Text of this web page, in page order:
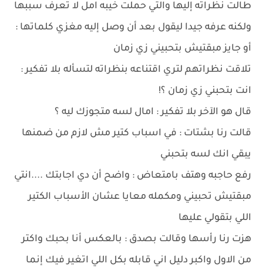
طالت نظراته إليها والتي حملت خيبه امل لا تعرف سببها
ولكنه عرفه جيدا ليقول بعد أن وصل إليه مغزي كلماتها :
أو جايز مبقتيش بتحبيني زي زمان
تلاقت نظراتهم لتري اقتناعه بنظراته لتسأله بلا تفكير :
انت بتحبني زي زمان ؟!
قال هو الآخر بلا تفكير : امال لسه متجوزك ليه ؟
قالت رنا بشتات : في اسباب كتير مش لازم من ضمنها
يبقي انك لسه بتحبني
رفع حاجبه وهتف بامتعاض : واضح أن دي اجابتك ....انتي
مبقتيش تحبيني ومكمله معايا عشان الأسباب الكتير
اللي بتقولي عليها
هزت رنا رأسها وقالت بصدق : بالعكس أنا بحبك واكتر
من الاول واكبر دليل اني قابله بكل اللي اتغير فيك إنما